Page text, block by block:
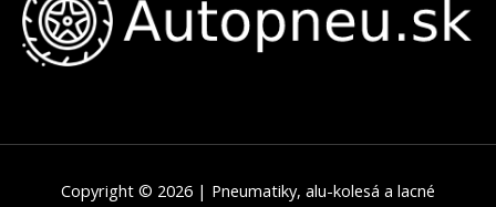
Copyright © 2026 | Pneumatiky, alu-kolesá a lacné